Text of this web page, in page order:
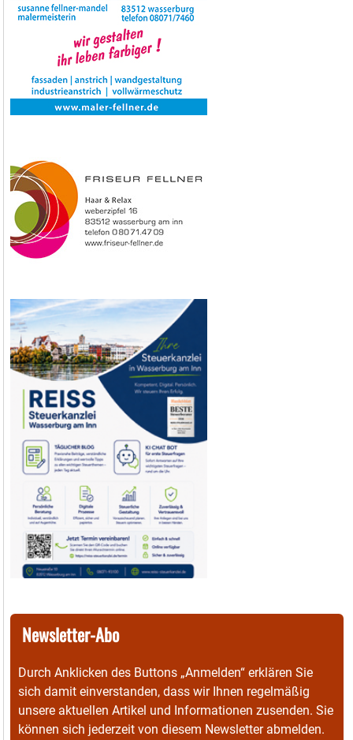
Newsletter-Abo
Durch Anklicken des Buttons „Anmelden“ erklären Sie
sich damit einverstanden, dass wir Ihnen regelmäßig
unsere aktuellen Artikel und Informationen zusenden. Sie
können sich jederzeit von diesem Newsletter abmelden.